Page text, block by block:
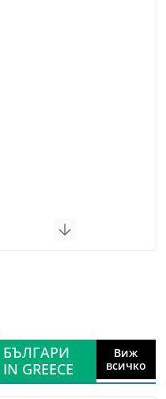
БЪЛГАРИ
IN GREECE
Виж
всичко